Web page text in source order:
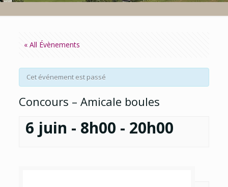
« All Évènements
Cet événement est passé
Concours – Amicale boules
6 juin - 8h00 - 20h00